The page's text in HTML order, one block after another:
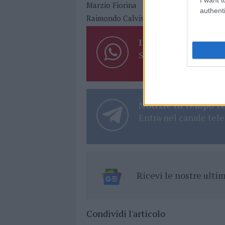
Marzio Fiorina
Maximilian Senes
Raimondo Calvisi
Inviaci le tue
Su WhatsApp al
Notizie in tempo
Entra nel canale
Ricevi le nostre
Condividi l'articolo